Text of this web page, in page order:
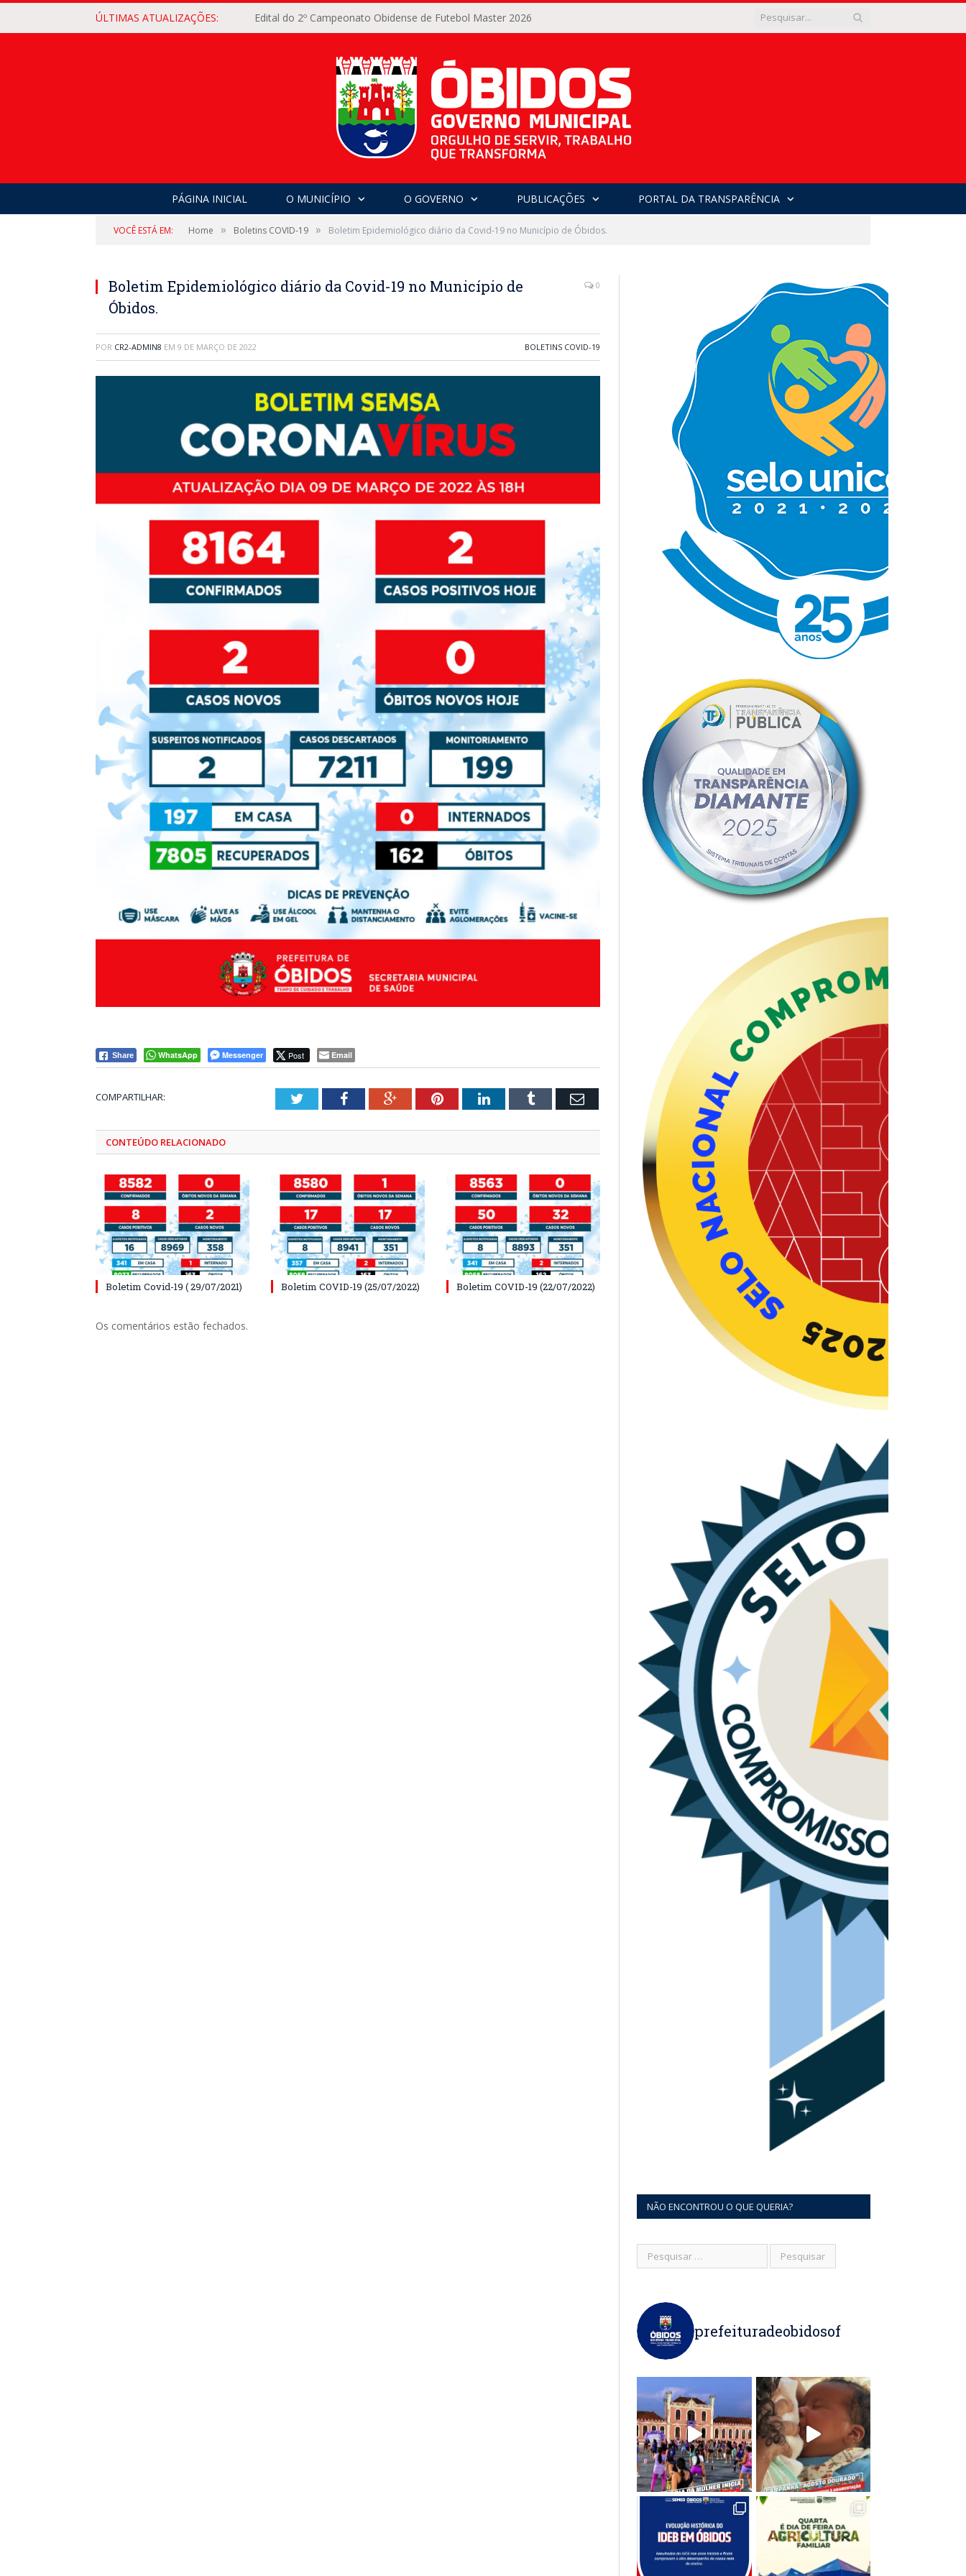
ÚLTIMAS ATUALIZAÇÕES: Edital do 2º Campeonato Obidense de Futebol Master 2026
PÁGINA INICIAL O MUNICÍPIO O GOVERNO PUBLICAÇÕES PORTAL DA TRANSPARÊNCIA
VOCÊ ESTÁ EM: Home » Boletins COVID-19 » Boletim Epidemiológico diário da Covid-19 no Município de Óbidos.
Boletim Epidemiológico diário da Covid-19 no Município de
Óbidos.
0
POR CR2-ADMIN8 EM 9 DE MARÇO DE 2022 BOLETINS COVID-19
Share WhatsApp Messenger Post Email
COMPARTILHAR: TwitterFacebookGoogle+PinterestLinkedInTumblr Email
CONTEÚDO RELACIONADO
Boletim Covid-19 ( 29/07/2021) Boletim COVID-19 (25/07/2022) Boletim COVID-19 (22/07/2022)
Os comentários estão fechados.
NÃO ENCONTROU O QUE QUERIA?
prefeituradeobidosof